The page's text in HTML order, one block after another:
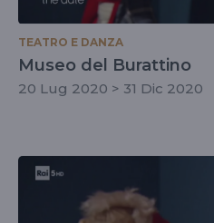
TEATRO E DANZA
Museo del Burattino
20 Lug 2020 > 31 Dic 2020